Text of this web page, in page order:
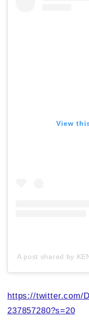
View
A post shared by
https://twitter.com/
237857280?s=20